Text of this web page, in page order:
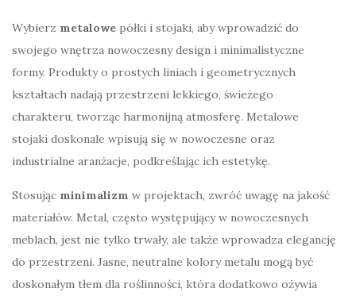
Wybierz metalowe półki i stojaki, aby wprowadzić do
swojego wnętrza nowoczesny design i minimalistyczne
formy. Produkty o prostych liniach i geometrycznych
kształtach nadają przestrzeni lekkiego, świeżego
charakteru, tworząc harmonijną atmosferę. Metalowe
stojaki doskonale wpisują się w nowoczesne oraz
industrialne aranżacje, podkreślając ich estetykę.
Stosując minimalizm w projektach, zwróć uwagę na jakość
materiałów. Metal, często występujący w nowoczesnych
meblach, jest nie tylko trwały, ale także wprowadza elegancję
do przestrzeni. Jasne, neutralne kolory metalu mogą być
doskonałym tłem dla roślinności, która dodatkowo ożywia